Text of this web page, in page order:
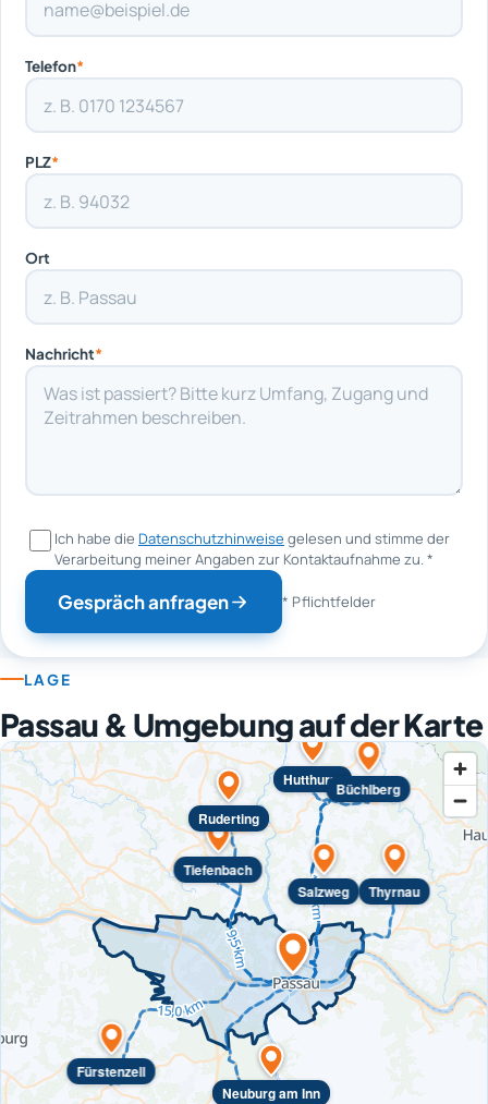
Telefon*
PLZ*
Ort
Nachricht*
Ich habe die Datenschutzhinweise gelesen und stimme der
Verarbeitung meiner Angaben zur Kontaktaufnahme zu.*
Gespräch anfragen * Pflichtfelder
LAGE
Passau & Umgebung auf der Karte
Salzweg
Neuburg am Inn
Tiefenbach
Thyrnau
Ruderting
HutthurmBüchlberg
Fürstenzell